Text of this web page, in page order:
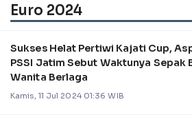
Euro 2024
Sukses Helat Pertiwi Kajati Cup,
PSSI Jatim Sebut Waktunya Sepak
Wanita Berlaga
Kamis, 11 Jul 2024 01:36 WIB